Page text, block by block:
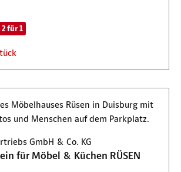
für 1
GmbH & Co. KG
für Möbel & Küchen RÜSEN